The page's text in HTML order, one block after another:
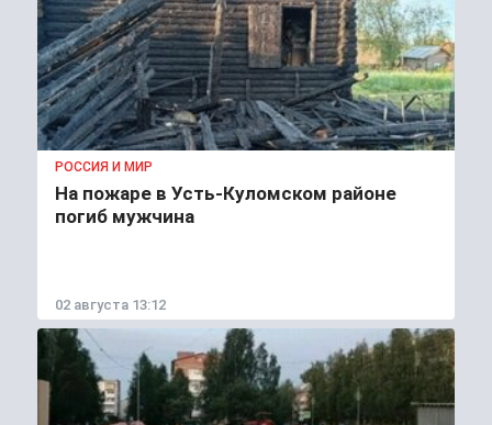
РОССИЯ И МИР
На пожаре в Усть-Куломском районе
погиб мужчина
02 августа 13:12